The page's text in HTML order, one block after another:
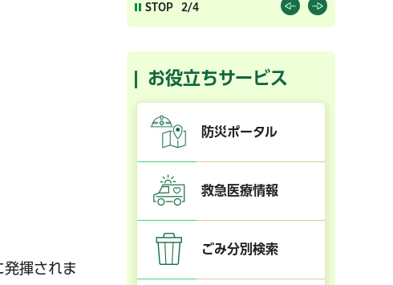
揮されま
STOP 2/4
お役立ちサービス
防災ポータル
救急医療情報
ごみ分別検索